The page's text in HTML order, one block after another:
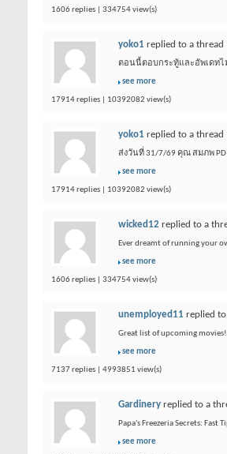
1606 replies | 334754 view(s)
yoko1 replied to a thread
ตอนนี้ตอบกระทู้และอัพเดทไ
see more
17914 replies | 10392082 view(s)
yoko1 replied to a thread
ส่งวันที่ 31/7/69 คุณ สมภพ
see more
17914 replies | 10392082 view(s)
wicked12 replied to a
Ever dreamt of running your
see more
1606 replies | 334754 view(s)
unemployed11 replied to
Great list of upcoming
see more
7137 replies | 4993851 view(s)
Gardinery replied to a
Papa's Freezeria Secrets:
see more